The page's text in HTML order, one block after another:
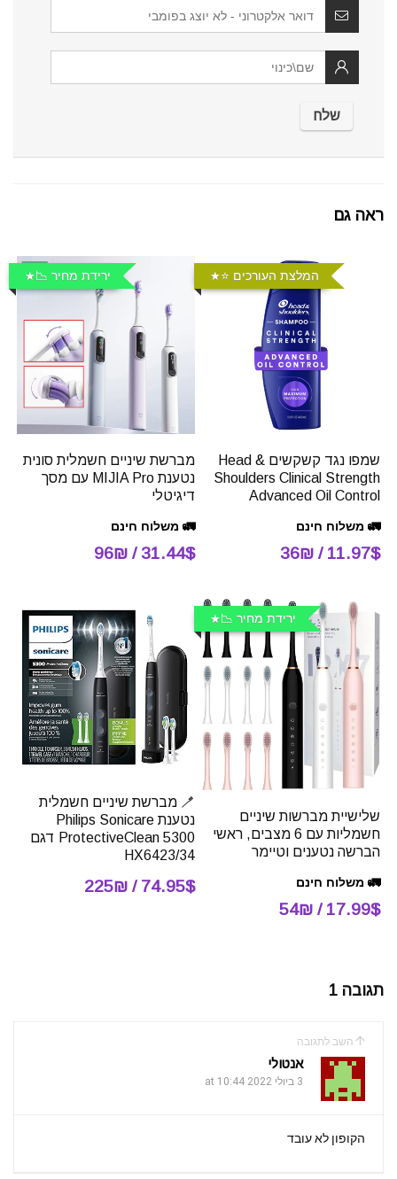
ראה גם
המלצת העורכים ⭐️
שמפו נגד קשקשים Head &
Shoulders Clinical Strength
Advanced Oil Control
🚛 משלוח חינם
11.97$ / 36₪
ירידת מחיר 📉
מברשת שיניים חשמלית סונית
נטענת MIJIA Pro עם מסך
דיגיטלי
🚛 משלוח חינם
31.44$ / 96₪
ירידת מחיר 📉
שלישיית מברשות שיניים
חשמליות עם 6 מצבים, ראשי
הברשה נטענים וטיימר
🚛 משלוח חינם
17.99$ / 54₪
🪥 מברשת שיניים חשמלית
נטענת Philips Sonicare
ProtectiveClean 5300 דגם
HX6423/34
74.95$ / 225₪
תגובה 1
השב לתגובה
אנטולי
3 ביולי 2022 at 10:44
הקופון לא עובד